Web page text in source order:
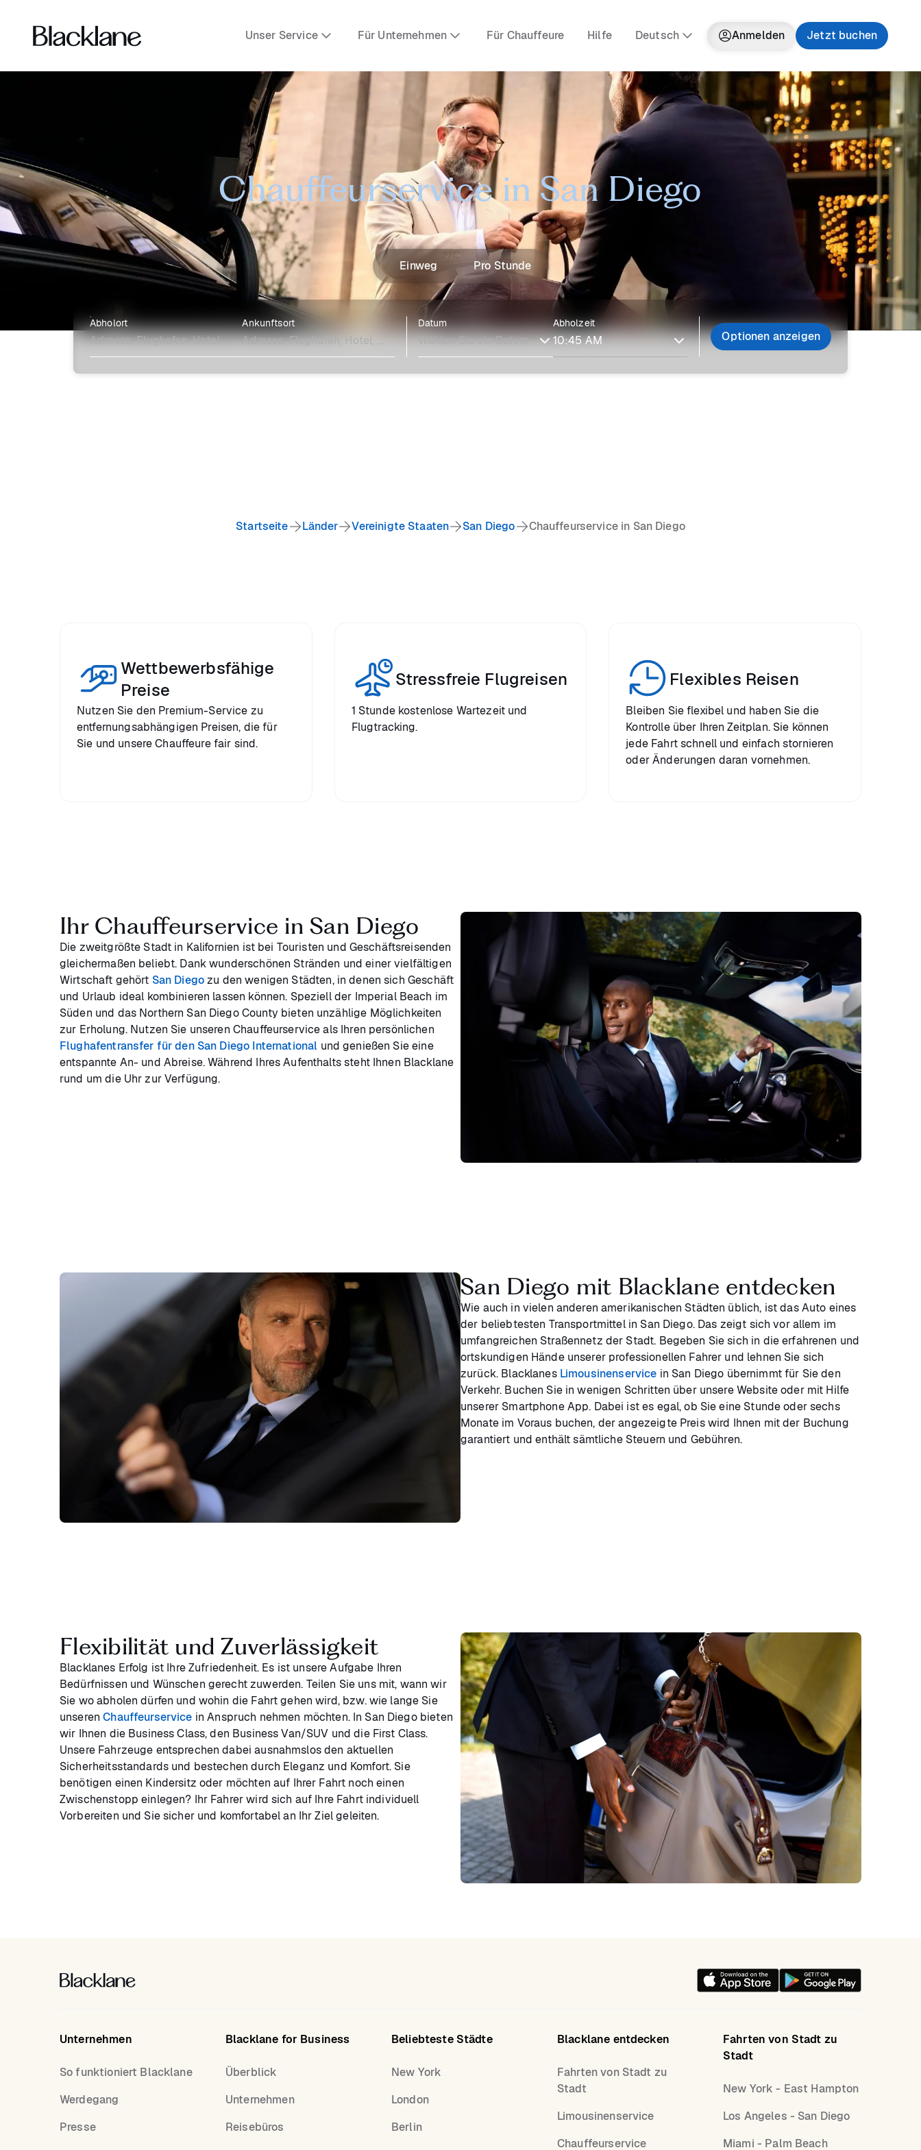
Unser Service Für Unternehmen Für Chauffeure Hilfe Deutsch Anmelden Jetzt buchen
Chauffeurservice in San Diego
Einweg Pro Stunde
Abholort Ankunftsort Datum Abholzeit
Optionen anzeigen
Startseite Länder Vereinigte Staaten San Diego Chauffeurservice in San Diego
Wettbewerbsfähige
Preise
Nutzen Sie den Premium-Service zu
entfernungsabhängigen Preisen, die für
Sie und unsere Chauffeure fair sind.
Stressfreie Flugreisen
1 Stunde kostenlose Wartezeit und
Flugtracking.
Flexibles Reisen
Bleiben Sie flexibel und haben Sie die
Kontrolle über Ihren Zeitplan. Sie können
jede Fahrt schnell und einfach stornieren
oder Änderungen daran vornehmen.
Ihr Chauffeurservice in San Diego
Die zweitgrößte Stadt in Kalifornien ist bei Touristen und Geschäftsreisenden
gleichermaßen beliebt. Dank wunderschönen Stränden und einer vielfältigen
Wirtschaft gehört San Diegozu den wenigen Städten, in denen sich Geschäft
und Urlaub ideal kombinieren lassen können. Speziell der Imperial Beach im
Süden und das Northern San Diego County bieten unzählige Möglichkeiten
zur Erholung. Nutzen Sie unseren Chauffeurservice als Ihren persönlichen
Flughafentransfer für den San Diego International und genießen Sie eine
entspannte An- und Abreise. Während Ihres Aufenthalts steht Ihnen Blacklane
rund um die Uhr zur Verfügung.
San Diego mit Blacklane entdecken
Wie auch in vielen anderen amerikanischen Städten üblich, ist das Auto eines
der beliebtesten Transportmittel in San Diego. Das zeigt sich vor allem im
umfangreichen Straßennetz der Stadt. Begeben Sie sich in die erfahrenen und
ortskundigen Hände unserer professionellen Fahrer und lehnen Sie sich
zurück. Blacklanes Limousinenservice in San Diego übernimmt für Sie den
Verkehr. Buchen Sie in wenigen Schritten über unsere Website oder mit Hilfe
unserer Smartphone App. Dabei ist es egal, ob Sie eine Stunde oder sechs
Monate im Voraus buchen, der angezeigte Preis wird Ihnen mit der Buchung
garantiert und enthält sämtliche Steuern und Gebühren.
Flexibilität und Zuverlässigkeit
Blacklanes Erfolg ist Ihre Zufriedenheit. Es ist unsere Aufgabe Ihren
Bedürfnissen und Wünschen gerecht zuwerden. Teilen Sie uns mit, wann wir
Sie wo abholen dürfen und wohin die Fahrt gehen wird, bzw. wie lange Sie
unserenChauffeurservice in Anspruch nehmen möchten. In San Diego bieten
wir Ihnen die Business Class, den Business Van/SUV und die First Class.
Unsere Fahrzeuge entsprechen dabei ausnahmslos den aktuellen
Sicherheitsstandards und bestechen durch Eleganz und Komfort. Sie
benötigen einen Kindersitz oder möchten auf Ihrer Fahrt noch einen
Zwischenstopp einlegen? Ihr Fahrer wird sich auf Ihre Fahrt individuell
Vorbereiten und Sie sicher und komfortabel an Ihr Ziel geleiten.
Unternehmen
So funktioniert Blacklane
Werdegang
Presse
Blacklane for Business
Überblick
Unternehmen
Reisebüros
Beliebteste Städte
New York
London
Berlin
Blacklane entdecken
Fahrten von Stadt zu
Stadt
Limousinenservice
Chauffeurservice
Fahrten von Stadt zu
Stadt
New York - East Hampton
Los Angeles - San Diego
Miami - Palm Beach